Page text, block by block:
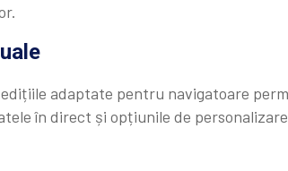
adaptate pentru navigatoare
în direct și opțiunile de